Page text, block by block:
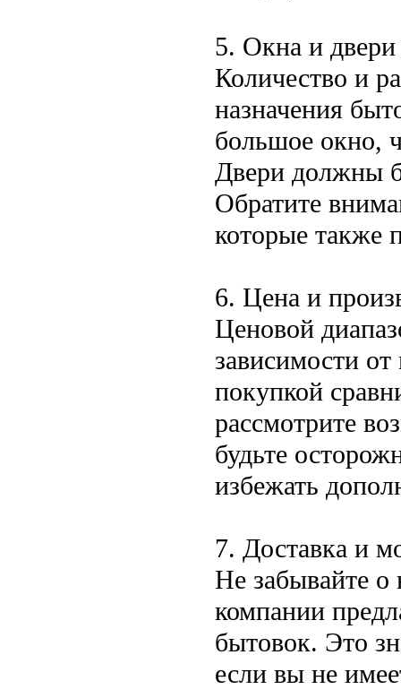
5. Окна и двери
Количество и
назначения
большое окно,
Двери должны
Обратите
которые также
6. Цена и
Ценовой
зависимости
покупкой
рассмотрите
будьте
избежать
7. Доставка и
Не забывайте о
компании
бытовок. Это
если вы не